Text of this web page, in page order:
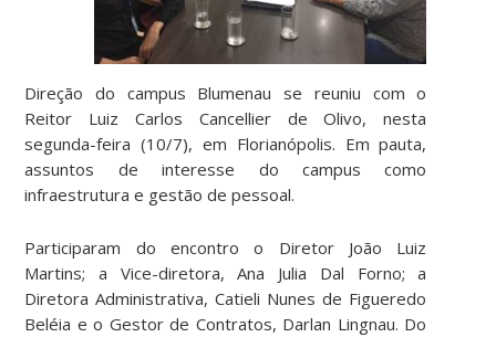
Direção do campus Blumenau se reuniu com o
Reitor Luiz Carlos Cancellier de Olivo, nesta
segunda-feira (10/7), em Florianópolis. Em pauta,
assuntos de interesse do campus como
infraestrutura e gestão de pessoal.
Participaram do encontro o Diretor João Luiz
Martins; a Vice-diretora, Ana Julia Dal Forno; a
Diretora Administrativa, Catieli Nunes de Figueredo
Beléia e o Gestor de Contratos, Darlan Lingnau. Do